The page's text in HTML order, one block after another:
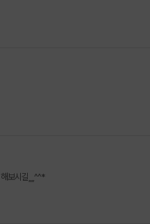
보시길,,,,^^*